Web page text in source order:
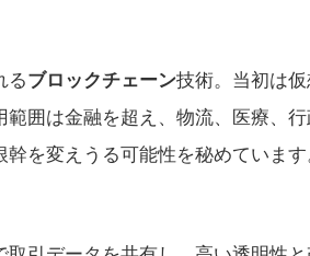
るブロックチェーン技術。当初は
囲は金融を超え、物流、医療、
を変えうる可能性を秘めています